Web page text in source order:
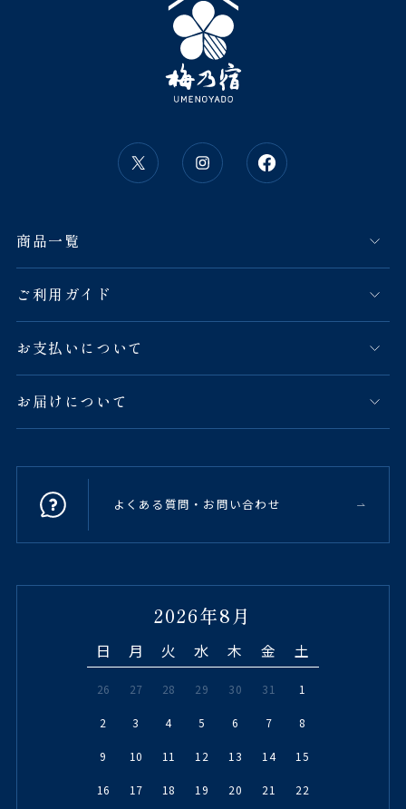
商品一覧
ご利用ガイド
お支払いについて
お届けについて
よくある質問・お問い合わせ
2026年8月
日 月 火 水 木 金 土
26 27 28 29 30 31 1
2 3 4 5 6 7 8
9 10 11 12 13 14 15
16 17 18 19 20 21 22